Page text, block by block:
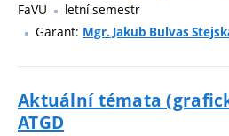
FaVU
letní semestr
Garant: Mgr. Jakub Bulvas
Aktuální témata
ATGD